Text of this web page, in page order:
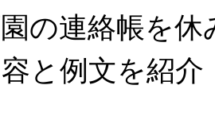
の連絡帳を休
と例文を紹介